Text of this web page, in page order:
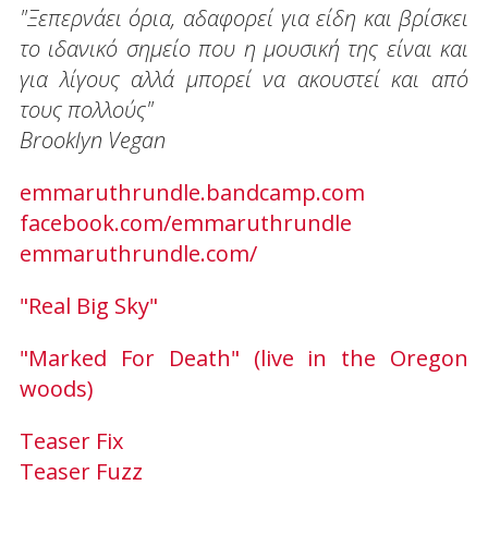
"Ξεπερνάει όρια, αδαφορεί για είδη και βρίσκει
το ιδανικό σημείο που η μουσική της είναι και
για λίγους αλλά μπορεί να ακουστεί και από
τους πολλούς"
Brooklyn Vegan
emmaruthrundle.bandcamp.com
facebook.com/emmaruthrundle
emmaruthrundle.com/
"Real Big Sky"
"Marked For Death" (live in the Oregon
woods)
Teaser Fix
Teaser Fuzz